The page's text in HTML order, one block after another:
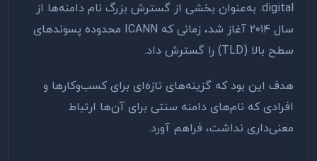
.digital به‌عنوان بخشی از گسترش بزرگ نام دامنه‌ها از
سال ۲۰۱۴ آغاز شد، زمانی که
ICANN محدوده پسوندهای
سطح بالا (TLD) را گسترش داد.
هدف این بود که گزینه‌های تازه‌ای برای کسب‌وکارها و
افرادی که نام‌های دامنه سنتی برای آن‌ها ارتباط
معنی‌داری نداشت، فراهم آورد.